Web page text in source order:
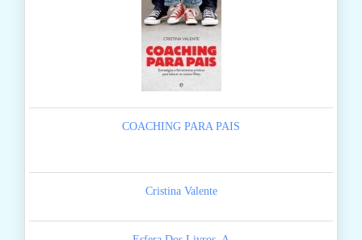
COACHING PARA PAIS
Cristina Valente